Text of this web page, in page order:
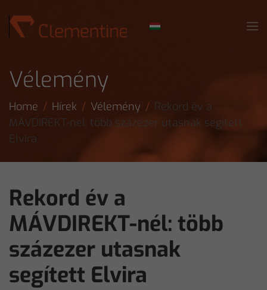
Skip to main content
Vélemény
Home Hírek Vélemény
Rekord év a
MÁVDIREKT-nél: több százezer utasnak segített
Elvira
Rekord év a
MÁVDIREKT-nél: több
százezer utasnak
segített Elvira